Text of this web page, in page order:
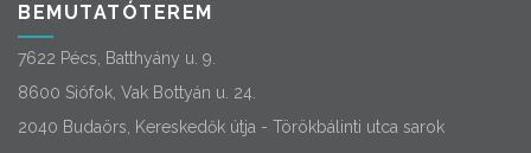
BEMUTATÓTEREM
7622 Pécs, Batthyány u. 9.
8600 Siófok, Vak Bottyán u. 24.
2040 Budaörs, Kereskedők útja - Törökbálinti utca sarok